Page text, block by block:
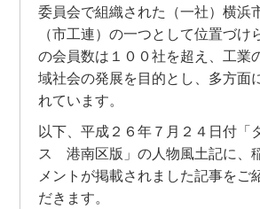
委員会で組織された（一社）横浜
（市工連）の一つとして位置づけ
の会員数は１００社を超え、工業
域社会の発展を目的とし、多方面
れています。
以下、平成２６年７月２４日付「
ス 港南区版」の人物風土記に、
メントが掲載されました記事をご
だきます。